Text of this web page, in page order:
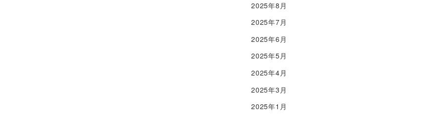
2025年8月
2025年7月
2025年6月
2025年5月
2025年4月
2025年3月
2025年1月